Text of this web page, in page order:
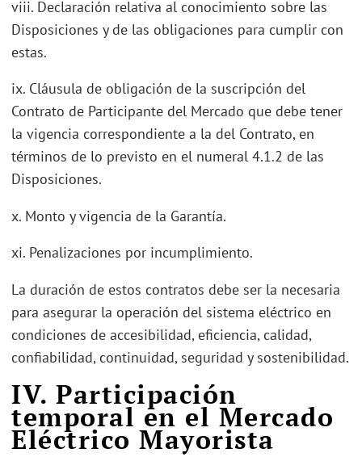
viii. Declaración relativa al conocimiento sobre las
Disposiciones y de las obligaciones para cumplir con
estas.
ix. Cláusula de obligación de la suscripción del
Contrato de Participante del Mercado que debe tener
la vigencia correspondiente a la del Contrato, en
términos de lo previsto en el numeral 4.1.2 de las
Disposiciones.
x. Monto y vigencia de la Garantía.
xi. Penalizaciones por incumplimiento.
La duración de estos contratos debe ser la necesaria
para asegurar la operación del sistema eléctrico en
condiciones de accesibilidad, eficiencia, calidad,
confiabilidad, continuidad, seguridad y sostenibilidad.
IV. Participación
temporal en el Mercado
Eléctrico Mayorista